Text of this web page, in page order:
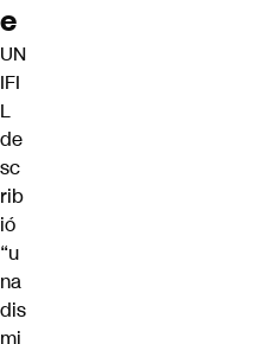
e
UN
IFI
L
de
sc
rib
ió
“u
na
dis